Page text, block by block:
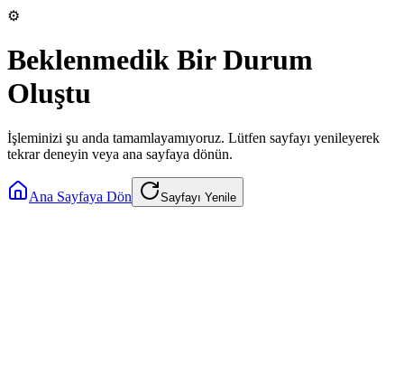
⚙️
Beklenmedik Bir Durum
Oluştu
İşleminizi şu anda tamamlayamıyoruz. Lütfen sayfayı yenileyerek
tekrar deneyin veya ana sayfaya dönün.
Ana Sayfaya Dön Sayfayı Yenile